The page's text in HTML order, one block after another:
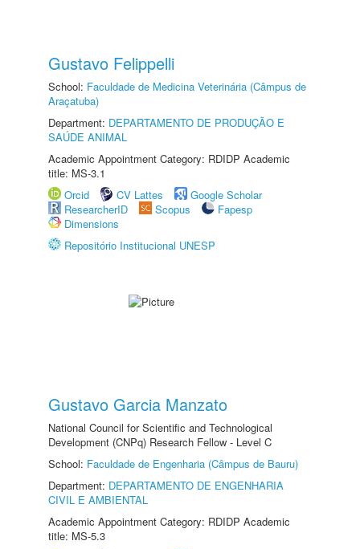
Gustavo Felippelli
School: Faculdade de Medicina Veterinária (Câmpus de
Araçatuba)
Department: DEPARTAMENTO DE PRODUÇÃO E
SAÚDE ANIMAL
Academic Appointment Category: RDIDP Academic
title: MS-3.1
Orcid
CV Lattes
Google Scholar
ResearcherID
Scopus
Fapesp
Dimensions
Repositório Institucional UNESP
Gustavo Garcia Manzato
National Council for Scientific and Technological
Development (CNPq) Research Fellow - Level C
School: Faculdade de Engenharia (Câmpus de Bauru)
Department: DEPARTAMENTO DE ENGENHARIA
CIVIL E AMBIENTAL
Academic Appointment Category: RDIDP Academic
title: MS-5.3